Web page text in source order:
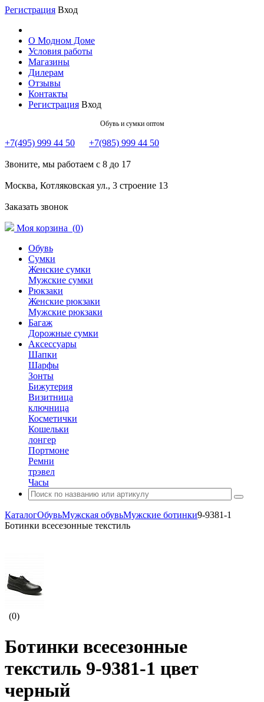
Регистрация Вход
О Модном Доме
Условия работы
Магазины
Дилерам
Отзывы
Контакты
Регистрация Вход
Обувь и сумки оптом
+7(495) 999 44 50 +7(985) 999 44 50
Звоните, мы работаем с 8 до 17
Москва, Котляковская ул., 3 строение 13
Заказать звонок
Моя корзина (0)
Обувь
Сумки
Женские сумки
Мужские сумки
Рюкзаки
Женские рюкзаки
Мужские рюкзаки
Багаж
Дорожные сумки
Аксессуары
Шапки
Шарфы
Зонты
Бижутерия
Визитница
ключница
Косметички
Кошельки
лонгер
Портмоне
Ремни
трэвел
Часы
КаталогОбувьМужская обувьМужские ботинки9-9381-1
Ботинки всесезонные текстиль
(0)
Ботинки всесезонные
текстиль 9-9381-1 цвет
черный